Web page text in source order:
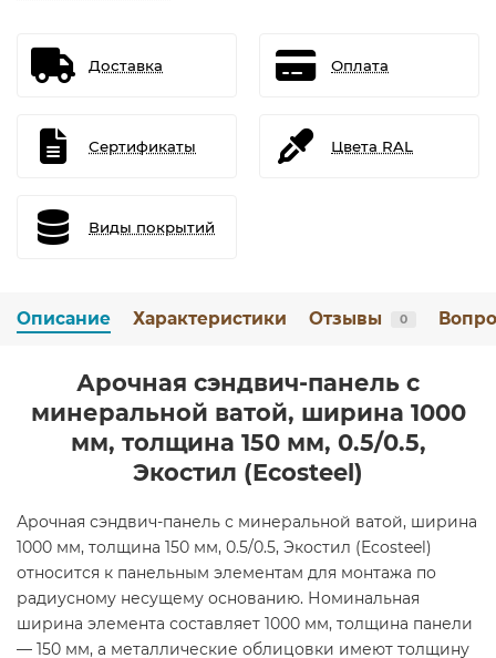
Доставка Оплата
Сертификаты Цвета RAL
Виды покрытий
Описание Характеристики Отзывы 0
Арочная сэндвич-панель с
минеральной ватой, ширина 1000
мм, толщина 150 мм, 0.5/0.5,
Экостил (Ecosteel)
Арочная сэндвич-панель с минеральной ватой, ширина
1000 мм, толщина 150 мм, 0.5/0.5, Экостил (Ecosteel)
относится к панельным элементам для монтажа по
радиусному несущему основанию. Номинальная
ширина элемента составляет 1000 мм, толщина панели
— 150 мм, а металлические облицовки имеют толщину